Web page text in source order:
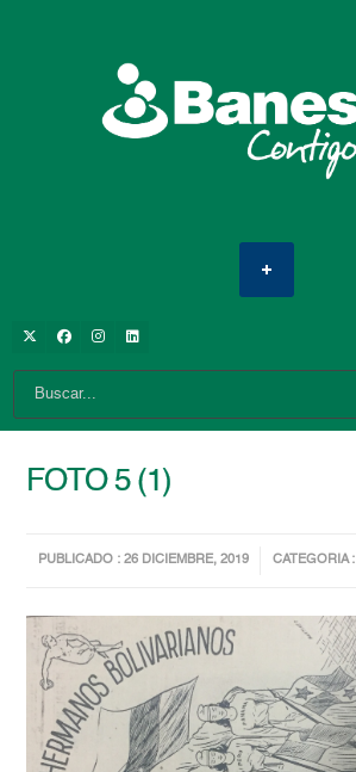
FOTO 5 (1)
PUBLICADO : 26 DICIEMBRE, 2019 CATEGORIA :